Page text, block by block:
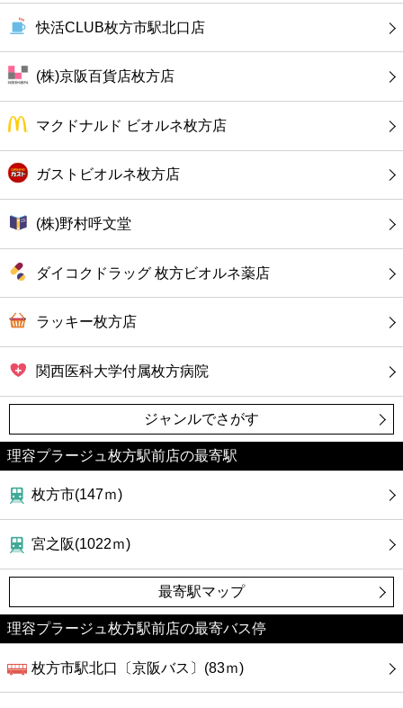
ホテル
快活CLUB枚方市駅北口店
(株)京阪百貨店枚方店
マクドナルド ビオルネ枚方店
ガストビオルネ枚方店
(株)野村呼文堂
ダイコクドラッグ 枚方ビオルネ薬店
ラッキー枚方店
関西医科大学付属枚方病院
ジャンルでさがす
理容プラージュ枚方駅前店の最寄駅
枚方市(147ｍ)
宮之阪(1022ｍ)
最寄駅マップ
理容プラージュ枚方駅前店の最寄バス停
枚方市駅北口〔京阪バス〕(83ｍ)